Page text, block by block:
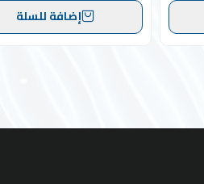
إضافة للسلة